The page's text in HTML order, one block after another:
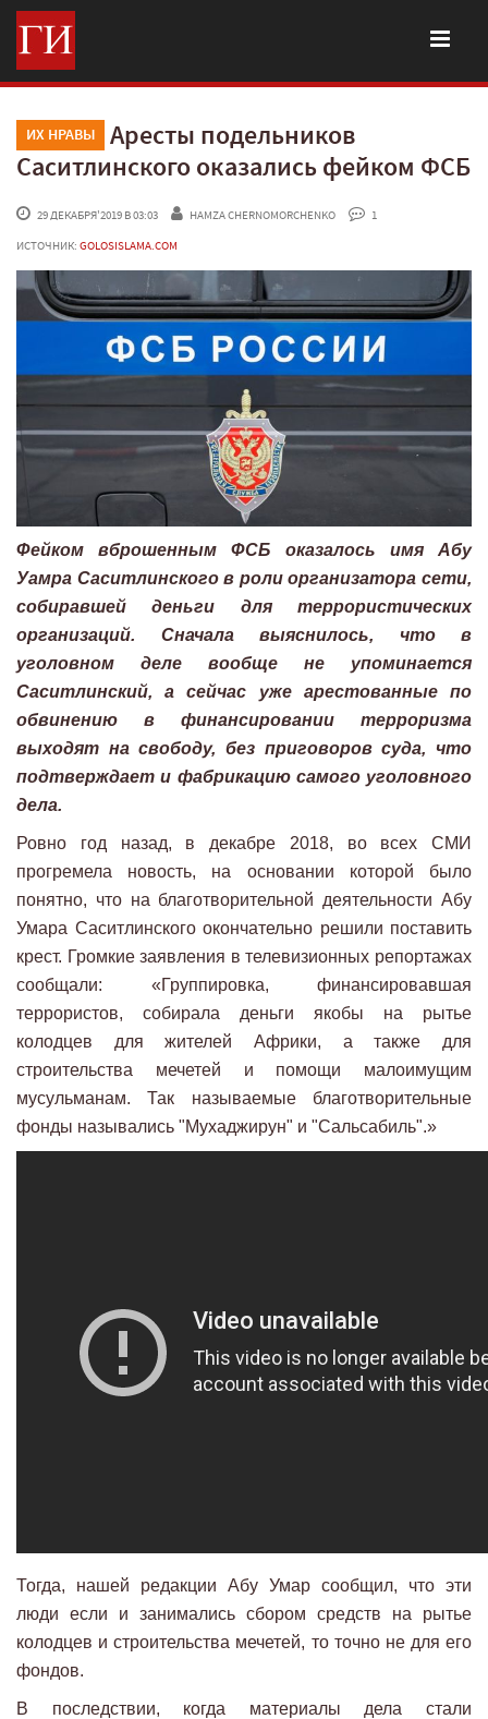
ИХ НРАВЫ
Аресты подельников
Саситлинского оказались фейком ФСБ
29 ДЕКАБРЯ'2019 В 03:03 HAMZA CHERNOMORCHENKO
1
ИСТОЧНИК: GOLOSISLAMA.COM
Фейком вброшенным ФСБ оказалось имя Абу
Уамра Саситлинского в роли организатора сети,
собиравшей деньги для террористических
организаций. Сначала выяснилось, что в
уголовном деле вообще не упоминается
Саситлинский, а сейчас уже арестованные по
обвинению в финансировании терроризма
выходят на свободу, без приговоров суда, что
подтверждает и фабрикацию самого уголовного
дела.
Ровно год назад, в декабре 2018, во всех СМИ
прогремела новость, на основании которой было
понятно, что на благотворительной деятельности Абу
Умара Саситлинского окончательно решили поставить
крест. Громкие заявления в телевизионных репортажах
сообщали: «Группировка, финансировавшая
террористов, собирала деньги якобы на рытье
колодцев для жителей Африки, а также для
строительства мечетей и помощи малоимущим
мусульманам. Так называемые благотворительные
фонды назывались "Мухаджирун" и "Сальсабиль".»
Тогда, нашей редакции Абу Умар сообщил, что эти
люди если и занимались сбором средств на рытье
колодцев и строительства мечетей, то точно не для его
фондов.
В последствии, когда материалы дела стали